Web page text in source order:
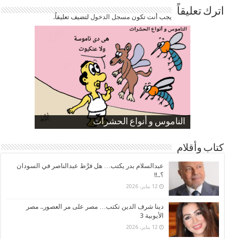
اترك تعليقاً يجب أنت تكون مسجل الدخوللتضيف تعليقاً.
الناموس و أنواع الحشرات
الموظفين بعد ارتفاع الأسعار
ارتفاع نسبة الطلاق في مصر
صورة كاركاتيرية
صورة كاركاتيرية
كتاب وأقلام
عبدالسلام بدر يكتب… هل فرَّط عبدالناصر في السودان
؟..!!
12 يناير، 2026
دينا شرف الدين تكتب… مصر على مر العصور.. مصر
الأيوبية 3
12 يناير، 2026